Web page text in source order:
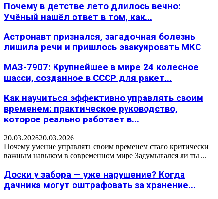
Почему в детстве лето длилось вечно:
Учёный нашёл ответ в том, как...
Астронавт признался, загадочная болезнь
лишила речи и пришлось эвакуировать МКС
МАЗ-7907: Крупнейшее в мире 24 колесное
шасси, созданное в СССР для ракет...
Как научиться эффективно управлять своим
временем: практическое руководство,
которое реально работает в...
20.03.202620.03.2026
Почему умение управлять своим временем стало критически
важным навыком в современном мире Задумывался ли ты,...
Доски у забора — уже нарушение? Когда
дачника могут оштрафовать за хранение...